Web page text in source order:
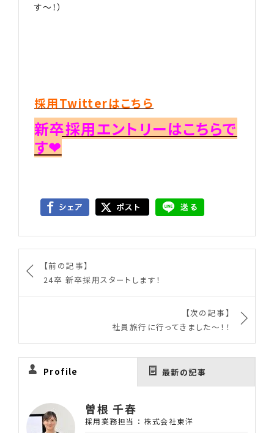
す〜！）
採用Twitterはこちら
新卒採用エントリーはこちらで
す❤︎
【前の記事】
24卒 新卒採用スタートします！
【次の記事】
社員旅行に行ってきました〜！！
Profile 最新の記事
曽根 千春
採用業務担当 ： 株式会社東洋